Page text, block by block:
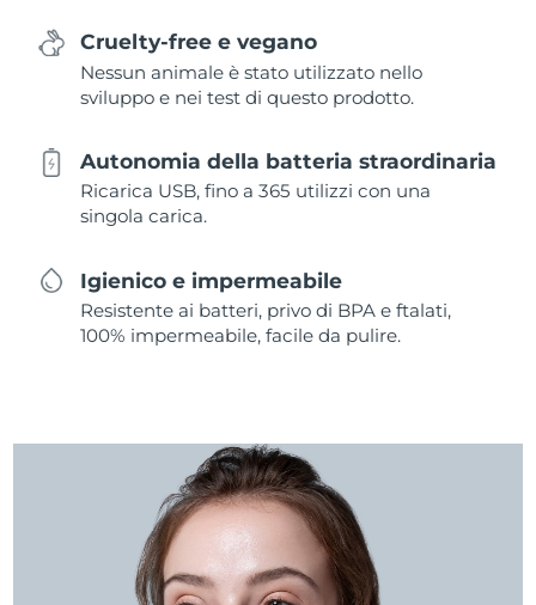
Cruelty-free e vegano
Nessun animale è stato utilizzato nello
sviluppo e nei test di questo prodotto.
Autonomia della batteria straordinaria
Ricarica USB, fino a 365 utilizzi con una
singola carica.
Igienico e impermeabile
Resistente ai batteri, privo di BPA e ftalati,
100% impermeabile, facile da pulire.